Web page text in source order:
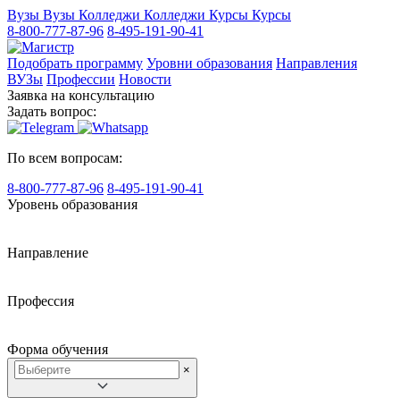
Вузы Вузы Колледжи Колледжи Курсы Курсы
8-800-777-87-96 8-495-191-90-41
Подобрать программу Уровни образования Направления
ВУЗы Профессии Новости
Заявка на консультацию
Задать вопрос:
По всем вопросам:
8-800-777-87-96 8-495-191-90-41
Уровень образования
Направление
Профессия
Форма обучения
×